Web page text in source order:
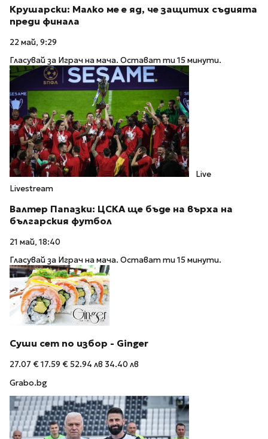
Крушарски: Малко ме е яд, че защитих съдията
преди финала
22 май, 9:29
Гласувай за Играч на мача. Остават ти 15 минути.
Live
Livestream
Валтер Папазки: ЦСКА ще бъде на върха на
българския футбол
21 май, 18:40
Гласувай за Играч на мача. Остават ти 15 минути.
Суши сет по избор - Ginger
27.07 €17.59 €52.94 лв 34.40 лв
Grabo.bg